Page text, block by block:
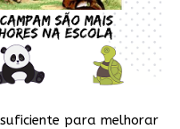
para melhorar